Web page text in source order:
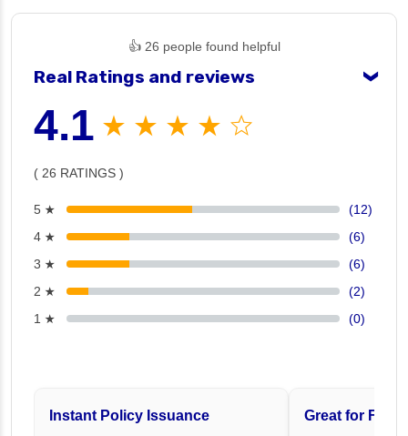
👍 26 people found helpful
Real Ratings and reviews ❯
4.1 ★ ★ ★ ★ ☆
( 26 RATINGS )
5 ★
(12)
4 ★
(6)
3 ★
(6)
2 ★
(2)
1 ★
(0)
Instant Policy Issuance
Great for